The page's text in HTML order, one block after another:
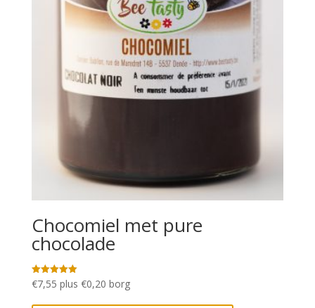
Chocomiel met pure
chocolade
Gewaardeerd
5.00
€7,55 plus €0,20 borg